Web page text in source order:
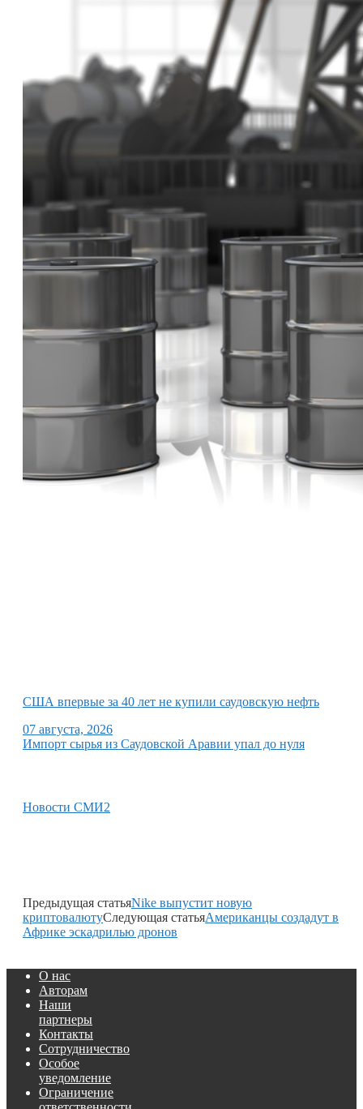
США впервые за 40 лет не купили саудовскую нефть
07 августа, 2026
Импорт сырья из Саудовской Аравии упал до нуля
Новости СМИ2
Предыдущая статьяNike выпустит новую
криптовалютуСледующая статьяАмериканцы создадут в
Африке эскадрилью дронов
О нас
Авторам
Наши
партнеры
Контакты
Сотрудничество
Особое
уведомление
Ограничение